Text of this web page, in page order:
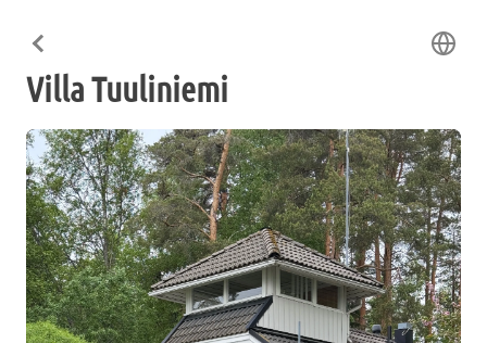
Villa Tuuliniemi